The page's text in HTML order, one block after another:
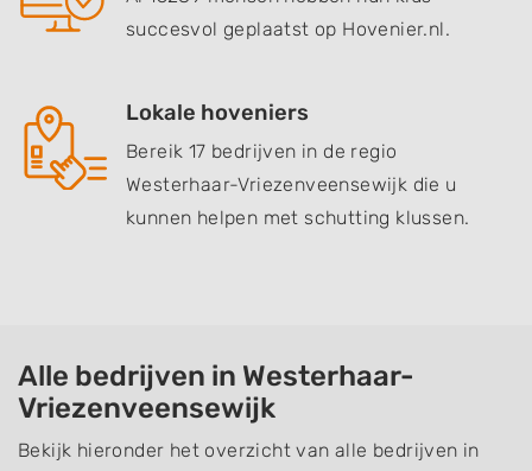
succesvol geplaatst op Hovenier.nl.
Lokale hoveniers
Bereik 17 bedrijven in de regio
Westerhaar-Vriezenveensewijk die u
kunnen helpen met schutting klussen.
Alle bedrijven in Westerhaar-
Vriezenveensewijk
Bekijk hieronder het overzicht van alle bedrijven in